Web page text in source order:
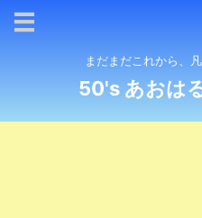
まだまだこれから、
50's あおは